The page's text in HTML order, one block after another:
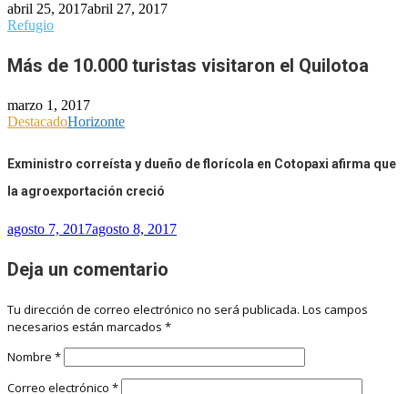
abril 25, 2017abril 27, 2017
Refugio
Más de 10.000 turistas visitaron el Quilotoa
marzo 1, 2017
DestacadoHorizonte
Exministro correísta y dueño de florícola en Cotopaxi afirma que
la agroexportación creció
agosto 7, 2017agosto 8, 2017
Deja un comentario
Tu dirección de correo electrónico no será publicada. Los campos
necesarios están marcados *
Nombre *
Correo electrónico *